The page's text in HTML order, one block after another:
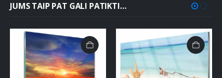
JUMS TAIP PAT GALI PATIKTI…